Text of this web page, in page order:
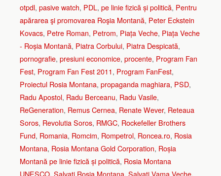
otpdl, pasive watch, PDL, pe linie fizică și politică, Pentru
apărarea şi promovarea Roşia Montană, Peter Eckstein
Kovacs, Petre Roman, Petrom, Piața Veche, Piața Veche
- Roșia Montană, Piatra Corbului, Piatra Despicată,
pornografie, presiuni economice, procente, Program Fan
Fest, Program Fan Fest 2011, Program FanFest,
Proiectul Rosia Montana, propaganda maghiara, PSD,
Radu Apostol, Radu Berceanu, Radu Vasile,
ReGeneration, Remus Cernea, Renate Wever, Reteaua
Soros, Revolutia Soros, RMGC, Rockefeller Brothers
Fund, Romania, Romcim, Rompetrol, Roncea.ro, Rosia
Montana, Rosia Montana Gold Corporation, Roșia
Montană pe linie fizică și politică, Rosia Montana
UNESCO, Salvati Rosia Montana, Salvati Vama Veche,